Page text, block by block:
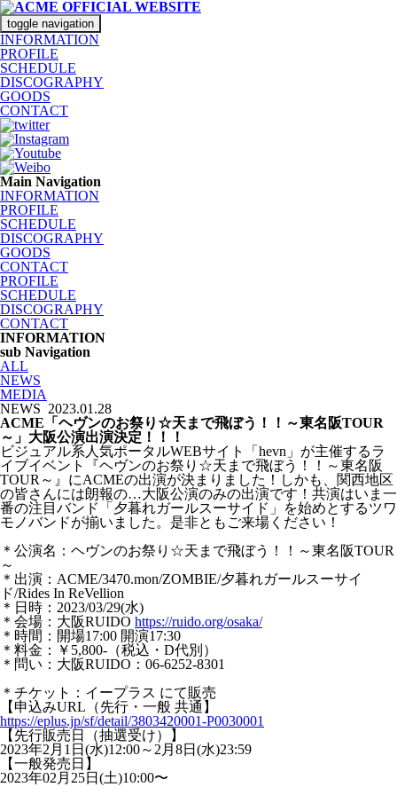
toggle navigation
INFORMATION
PROFILE
SCHEDULE
DISCOGRAPHY
GOODS
CONTACT
Main Navigation
INFORMATION
PROFILE
SCHEDULE
DISCOGRAPHY
GOODS
CONTACT
PROFILE
SCHEDULE
DISCOGRAPHY
CONTACT
INFORMATION
sub Navigation
ALL
NEWS
MEDIA
NEWS 2023.01.28
ACME「ヘヴンのお祭り☆天まで飛ぼう！！～東名阪TOUR
～」大阪公演出演決定！！！
ビジュアル系人気ポータルWEBサイト「hevn」が主催するラ
イブイベント『ヘヴンのお祭り☆天まで飛ぼう！！～東名阪
TOUR～』にACMEの出演が決まりました！しかも、関西地区
の皆さんには朗報の…大阪公演のみの出演です！共演はいま一
番の注目バンド「夕暮れガールスーサイド」を始めとするツワ
モノバンドが揃いました。是非ともご来場ください！
＊公演名：ヘヴンのお祭り☆天まで飛ぼう！！～東名阪TOUR
～
＊出演：ACME/3470.mon/ZOMBIE/夕暮れガールスーサイ
ド/Rides In ReVellion
＊日時：2023/03/29(水)
＊会場：大阪RUIDO https://ruido.org/osaka/
＊時間：開場17:00 開演17:30
＊料金：￥5,800-（税込・D代別）
＊問い：大阪RUIDO：06-6252-8301
＊チケット：イープラス にて販売
【申込みURL（先行・一般 共通】
https://eplus.jp/sf/detail/3803420001-P0030001
【先行販売日（抽選受け）】
2023年2月1日(水)12:00～2月8日(水)23:59
【一般発売日】
2023年02月25日(土)10:00〜